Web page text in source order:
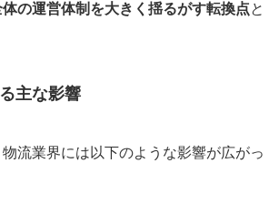
の運営体制を大きく揺るがす転換点と
主な影響
流業界には以下のような影響が広がっ